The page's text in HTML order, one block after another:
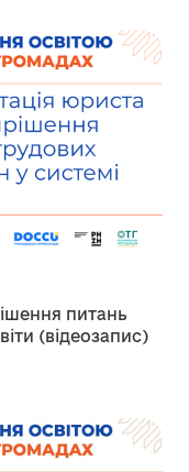
питань
(відеозапис)